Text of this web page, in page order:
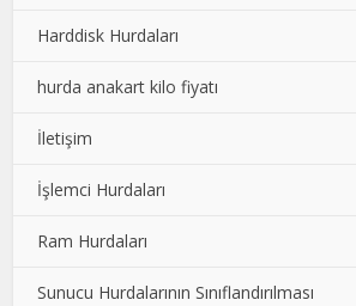
Harddisk Hurdaları
hurda anakart kilo fiyatı
İletişim
İşlemci Hurdaları
Ram Hurdaları
Sunucu Hurdalarının Sınıflandırılması